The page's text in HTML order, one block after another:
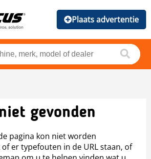
Plaats advertentie
gevonden
pagina kon niet worden
er typefouten in de URL staan, of